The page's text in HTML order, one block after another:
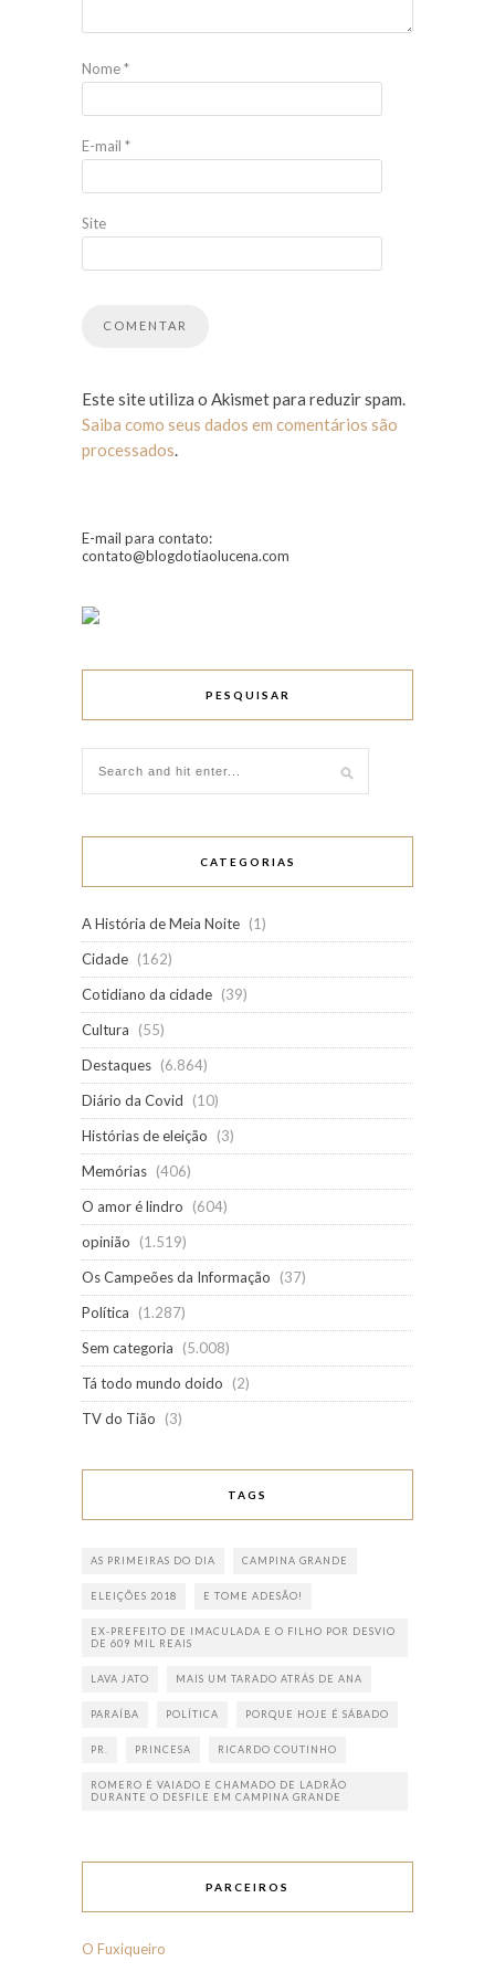
Nome*
E-mail *
Site
Este site utiliza o Akismet para reduzir spam.
Saiba como seus dados em comentários são
processados.
E-mail para contato:
contato@blogdotiaolucena.com
PESQUISAR
CATEGORIAS
A História de Meia Noite (1)
Cidade (162)
Cotidiano da cidade (39)
Cultura
(55)
Destaques (6.864)
Diário da Covid
(10)
Histórias de eleição
(3)
Memórias (406)
O amor é lindro
(604)
opinião
(1.519)
Os Campeões da Informação
(37)
Política
(1.287)
Sem categoria
(5.008)
Tá todo mundo doido
(2)
TV do Tião
(3)
TAGS
AS PRIMEIRAS DO DIA CAMPINA GRANDE
ELEIÇÕES 2018 E TOME ADESÃO!
EX-PREFEITO DE IMACULADA E O FILHO POR DESVIO
DE 609 MIL REAIS
LAVA JATO MAIS UM TARADO ATRÁS DE ANA
PARAÍBA POLÍTICA PORQUE HOJE É SÁBADO
PR. PRINCESA RICARDO COUTINHO
ROMERO É VAIADO E CHAMADO DE LADRÃO
DURANTE O DESFILE EM CAMPINA GRANDE
PARCEIROS
O Fuxiqueiro